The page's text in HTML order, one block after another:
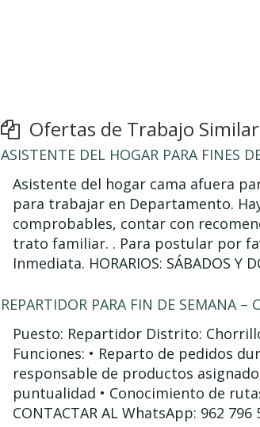
Ofertas de Trabajo
ASISTENTE DEL HOGAR PARA FINES
Asistente del hogar cama afuera
para trabajar en Departamento.
comprobables, contar con
trato familiar. . Para postular por
Inmediata. HORARIOS: SÁBADOS Y
REPARTIDOR PARA FIN DE SEMANA –
Puesto: Repartidor Distrito:
Funciones: • Reparto de pedidos
responsable de productos
puntualidad • Conocimiento de
CONTACTAR AL WhatsApp: 962